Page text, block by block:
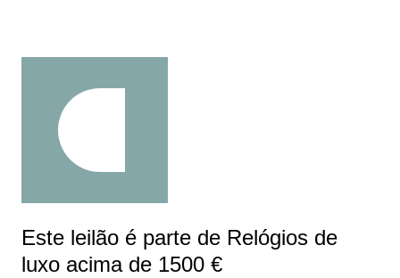
Este leilão é parte de Relógios de
luxo acima de 1500 €